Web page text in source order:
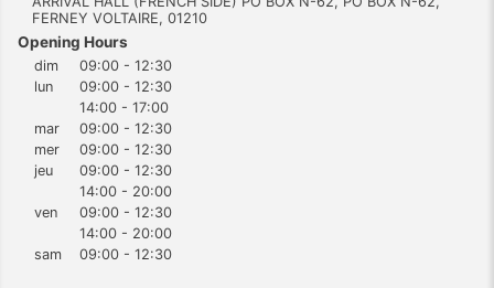
FERNEY VOLTAIRE, 01210
Opening Hours
dim
09:00 - 12:30
lun
09:00 - 12:30
14:00 - 17:00
mar
09:00 - 12:30
mer
09:00 - 12:30
jeu
09:00 - 12:30
14:00 - 20:00
ven
09:00 - 12:30
14:00 - 20:00
sam
09:00 - 12:30